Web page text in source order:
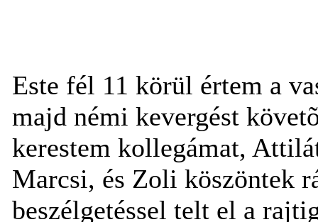
Este fél 11 körül értem a
majd némi kevergést
kerestem kollegámat,
Marcsi, és Zoli köszöntek
beszélgetéssel telt el a